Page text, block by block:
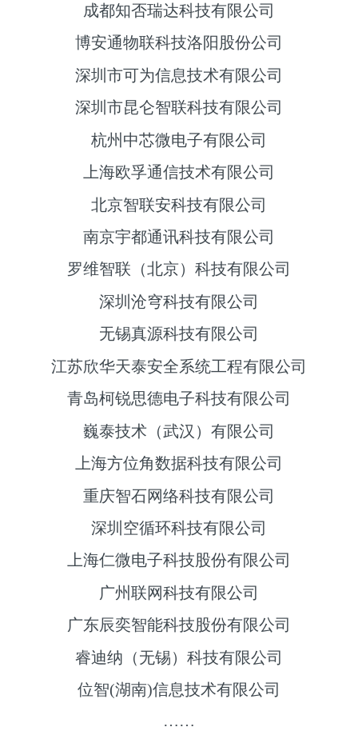
成都知否瑞达科技有限公司
博安通物联科技洛阳股份公司
深圳市可为信息技术有限公司
深圳市昆仑智联科技有限公司
杭州中芯微电子有限公司
上海欧孚通信技术有限公司
北京智联安科技有限公司
南京宇都通讯科技有限公司
罗维智联（北京）科技有限公司
深圳沧穹科技有限公司
无锡真源科技有限公司
江苏欣华天泰安全系统工程有限公司
青岛柯锐思德电子科技有限公司
巍泰技术（武汉）有限公司
上海方位角数据科技有限公司
重庆智石网络科技有限公司
深圳空循环科技有限公司
上海仁微电子科技股份有限公司
广州联网科技有限公司
广东辰奕智能科技股份有限公司
睿迪纳（无锡）科技有限公司
位智(湖南)信息技术有限公司
……